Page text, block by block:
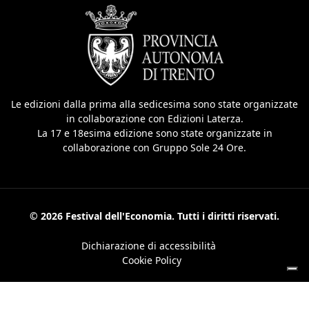
Le edizioni dalla prima alla sedicesima sono state organizzate
in collaborazione con Edizioni Laterza.
La 17 e 18esima edizione sono state organizzate in
collaborazione con Gruppo Sole 24 Ore.
© 2026 Festival dell'Economia. Tutti i diritti riservati.
Dichiarazione di accessibilità
Cookie Policy